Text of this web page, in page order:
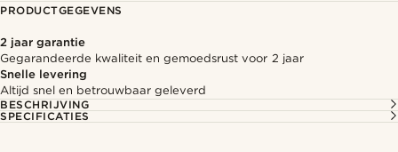
PRODUCTGEGEVENS
2 jaar garantie
Gegarandeerde kwaliteit en gemoedsrust voor 2 jaar
Snelle levering
Altijd snel en betrouwbaar geleverd
BESCHRIJVING
SPECIFICATIES